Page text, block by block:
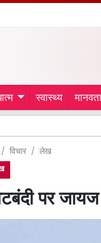
स्वास्थ्य
विचार लेख
पर